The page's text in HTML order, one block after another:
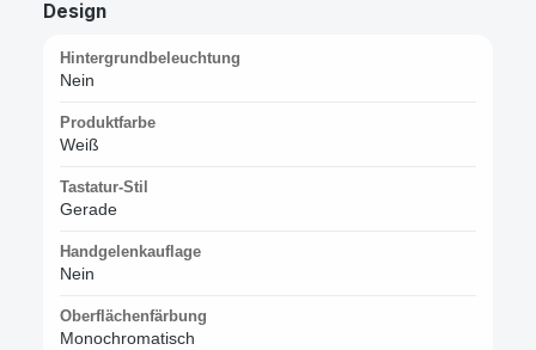
Design
Hintergrundbeleuchtung
Nein
Produktfarbe
Weiß
Tastatur-Stil
Gerade
Handgelenkauflage
Nein
Oberflächenfärbung
Monochromatisch